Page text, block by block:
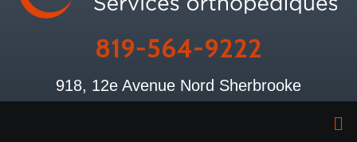
819-564-9222
918, 12e Avenue Nord Sherbrooke